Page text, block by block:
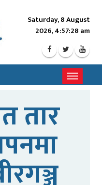
Saturday, 8 August
2026, 4:57:30 am
Toggle
तार